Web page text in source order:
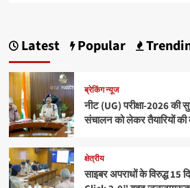
Latest Popular
ब्रेकिंग न्यूज
नीट (UG) परीक्षा-2026 की
संचालन को लेकर तैयारियों की
क्षेत्रीय
साइबर अपराधों के विरुद्ध 15